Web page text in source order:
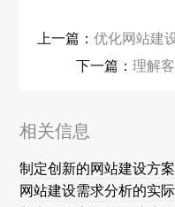
上一篇：优化网站建
下一篇： 理解
相关信息
制定创新的网站建设方
网站建设需求分析的实